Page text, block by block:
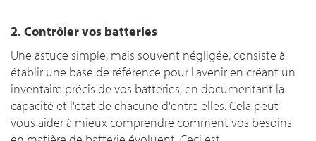
2. Contrôler vos batteries
Une astuce simple, mais souvent négligée, consiste à
établir une base de référence pour l'avenir en créant un
inventaire précis de vos batteries, en documentant la
capacité et l'état de chacune d'entre elles. Cela peut
vous aider à mieux comprendre comment vos besoins